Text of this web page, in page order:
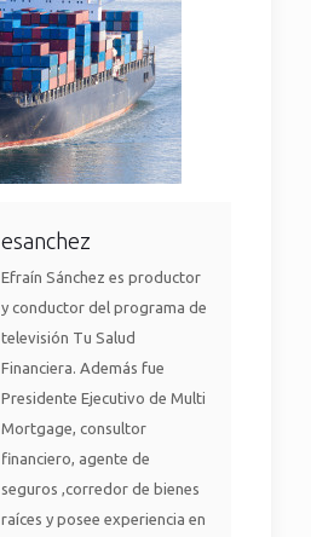
esanchez
Efraín Sánchez es productor
y conductor del programa de
televisión Tu Salud
Financiera. Además fue
Presidente Ejecutivo de Multi
Mortgage, consultor
financiero, agente de
seguros ,corredor de bienes
raíces y posee experiencia en